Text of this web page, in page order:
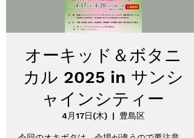
オーキッド＆ボタニ
カル 2025 in サンシ
ャインシティー
4月17日(木)
  |
豊島区